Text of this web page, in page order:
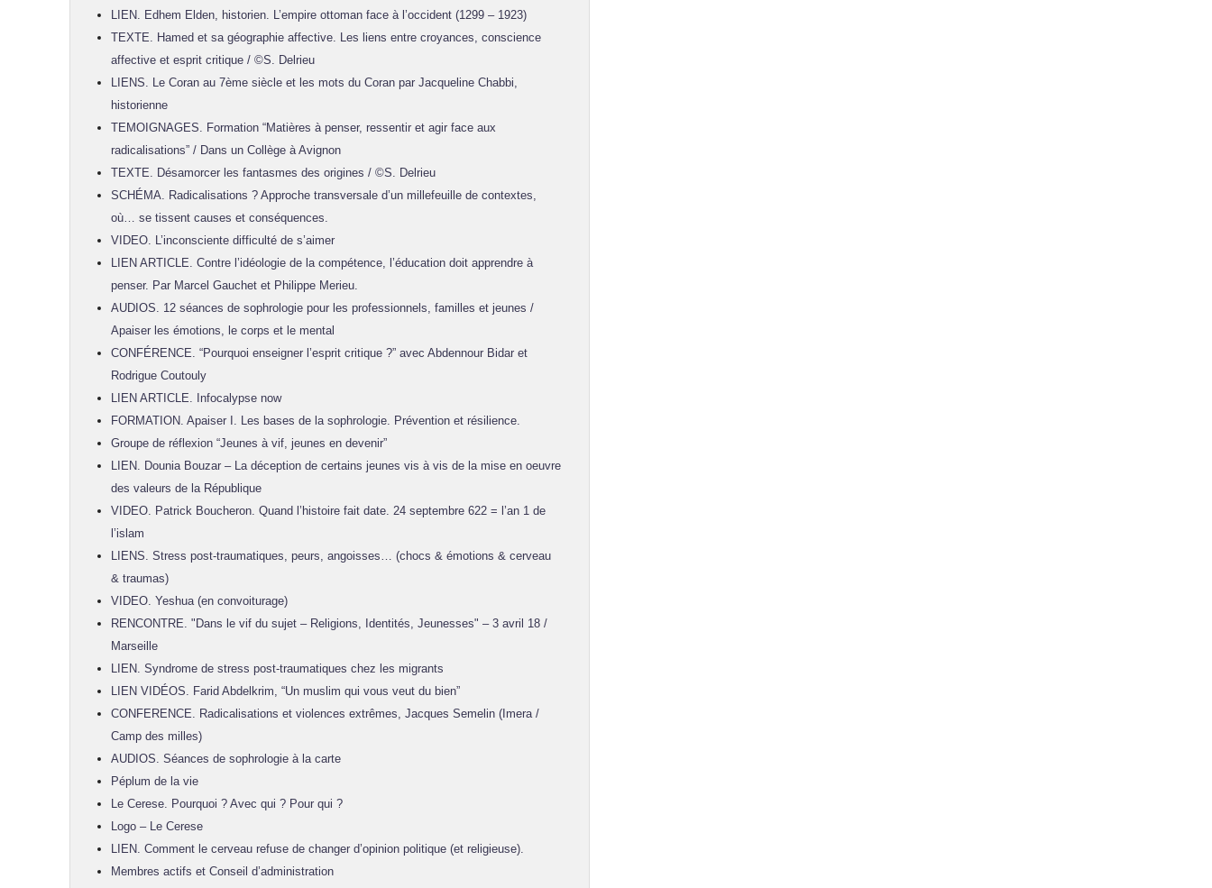
LIEN. Edhem Elden, historien. L’empire ottoman face à l’occident (1299 – 1923)
TEXTE. Hamed et sa géographie affective. Les liens entre croyances, conscience
affective et esprit critique / ©S. Delrieu
LIENS. Le Coran au 7ème siècle et les mots du Coran par Jacqueline Chabbi,
historienne
TEMOIGNAGES. Formation “Matières à penser, ressentir et agir face aux
radicalisations” / Dans un Collège à Avignon
TEXTE. Désamorcer les fantasmes des origines / ©S. Delrieu
SCHÉMA. Radicalisations ? Approche transversale d’un millefeuille de contextes,
où… se tissent causes et conséquences.
VIDEO. L’inconsciente difficulté de s’aimer
LIEN ARTICLE. Contre l’idéologie de la compétence, l’éducation doit apprendre à
penser. Par Marcel Gauchet et Philippe Merieu.
AUDIOS. 12 séances de sophrologie pour les professionnels, familles et jeunes /
Apaiser les émotions, le corps et le mental
CONFÉRENCE. “Pourquoi enseigner l’esprit critique ?” avec Abdennour Bidar et
Rodrigue Coutouly
LIEN ARTICLE. Infocalypse now
FORMATION. Apaiser I. Les bases de la sophrologie. Prévention et résilience.
Groupe de réflexion “Jeunes à vif, jeunes en devenir”
LIEN. Dounia Bouzar – La déception de certains jeunes vis à vis de la mise en oeuvre
des valeurs de la République
VIDEO. Patrick Boucheron. Quand l’histoire fait date. 24 septembre 622 = l’an 1 de
l’islam
LIENS. Stress post-traumatiques, peurs, angoisses… (chocs & émotions & cerveau
& traumas)
VIDEO. Yeshua (en convoiturage)
RENCONTRE. "Dans le vif du sujet – Religions, Identités, Jeunesses" – 3 avril 18 /
Marseille
LIEN. Syndrome de stress post-traumatiques chez les migrants
LIEN VIDÉOS. Farid Abdelkrim, “Un muslim qui vous veut du bien”
CONFERENCE. Radicalisations et violences extrêmes, Jacques Semelin (Imera /
Camp des milles)
AUDIOS. Séances de sophrologie à la carte
Péplum de la vie
Le Cerese. Pourquoi ? Avec qui ? Pour qui ?
Logo – Le Cerese
LIEN. Comment le cerveau refuse de changer d’opinion politique (et religieuse).
Membres actifs et Conseil d’administration